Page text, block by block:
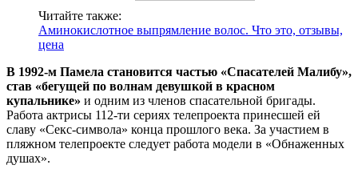
Читайте также:
Аминокислотное выпрямление волос. Что это, отзывы,
цена
В 1992-м Памела становится частью «Спасателей Малибу»,
став «бегущей по волнам девушкой в красном
купальнике» и одним из членов спасательной бригады.
Работа актрисы 112-ти сериях телепроекта принесшей ей
славу «Секс-символа» конца прошлого века. За участием в
пляжном телепроекте следует работа модели в «Обнаженных
душах».